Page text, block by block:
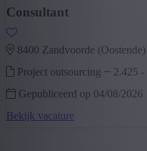
Consultant
8400 zandvoorde (oostende)
Project outsourcing
2.425 -
Gepubliceerd op 04/08/2026
Bekijk vacature